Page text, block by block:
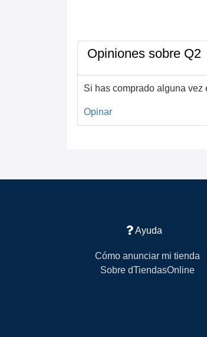
Opiniones sobre Q2
Si has comprado alguna vez
Opinar
Ayuda
Cómo anunciar mi tienda
Sobre dTiendasOnline